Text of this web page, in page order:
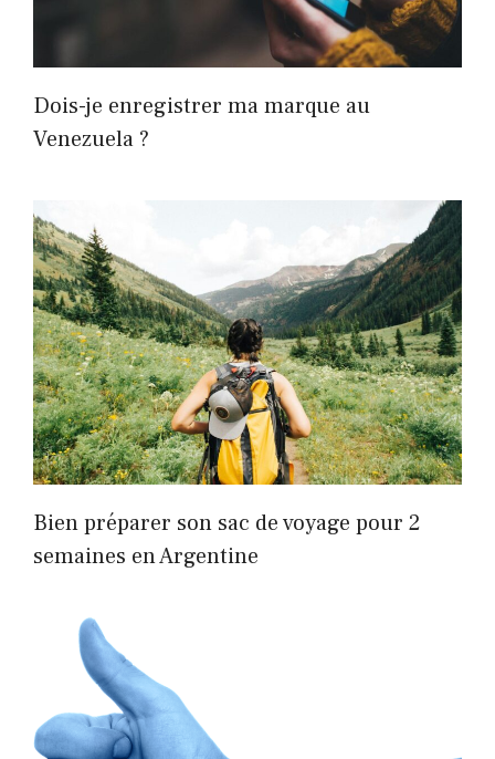
Dois-je enregistrer ma marque au
Venezuela ?
Bien préparer son sac de voyage pour 2
semaines en Argentine